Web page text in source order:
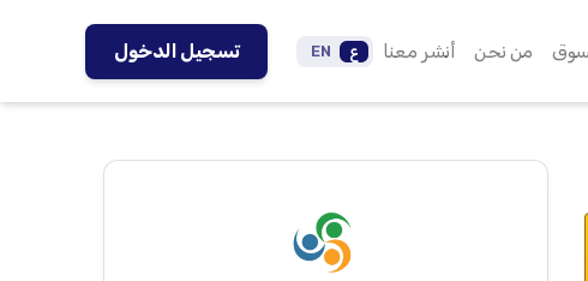
من نحن أنشر معنا ع EN تسجيل الدخول